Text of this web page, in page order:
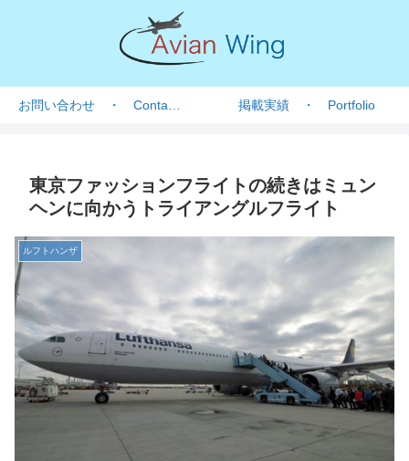
掲載実績 ・ Portfolio
東京ファッションフライトの続きはミュン
ヘンに向かうトライアングルフライト
ルフトハンザ